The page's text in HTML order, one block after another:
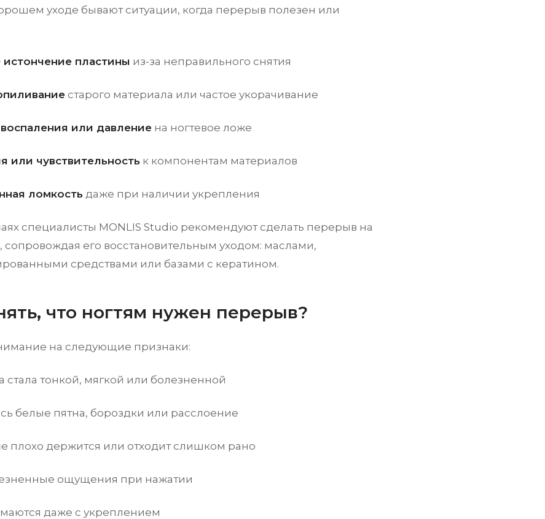
уходе бывают ситуации, когда перерыв полезен или
истончение пластины из-за неправильного снятия
старого материала или частое укорачивание
или давление на ногтевое ложе
или чувствительность к компонентам материалов
ломкость даже при наличии укрепления
специалисты MONLIS Studio рекомендуют сделать перерыв на
, сопровождая его восстановительным уходом: маслами,
средствами или базами с кератином.
что ногтям нужен перерыв?
на следующие признаки:
стала тонкой, мягкой или болезненной
белые пятна, бороздки или расслоение
плохо держится или отходит слишком рано
ощущения при нажатии
даже с укреплением